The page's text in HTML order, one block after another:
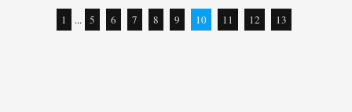
1 ... 5 6 7 8 9 10 11 12 13